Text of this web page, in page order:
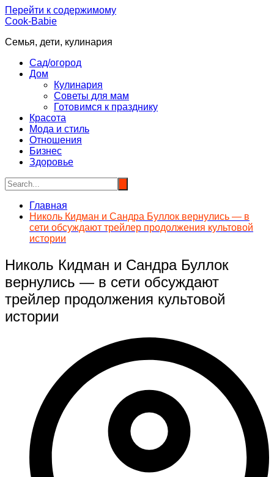
Перейти к содержимому
Cook-Babie
Семья, дети, кулинария
Сад/огород
Дом
Кулинария
Советы для мам
Готовимся к празднику
Красота
Мода и стиль
Отношения
Бизнес
Здоровье
Главная
Николь Кидман и Сандра Буллок вернулись — в
сети обсуждают трейлер продолжения культовой
истории
Николь Кидман и Сандра Буллок
вернулись — в сети обсуждают
трейлер продолжения культовой
истории